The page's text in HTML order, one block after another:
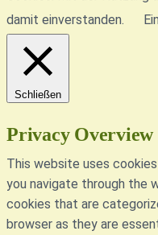
damit einverstanden.
Schließen
Privacy Overview
This website uses
you navigate through the
cookies that are
browser as they are